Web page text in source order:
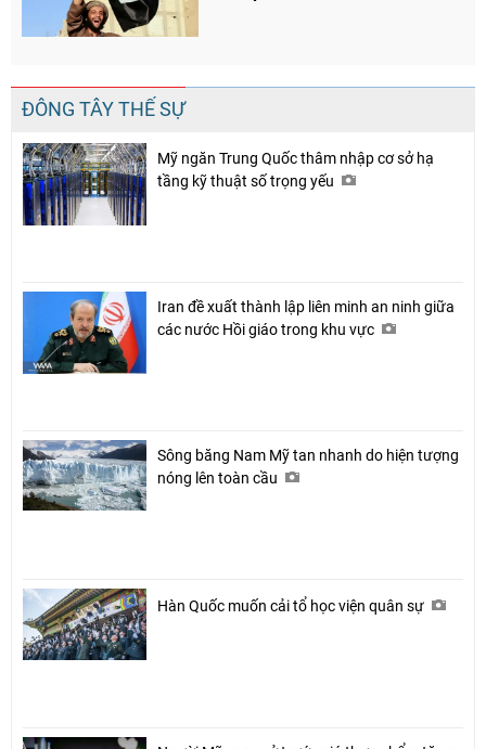
ĐÔNG TÂY THẾ SỰ
Mỹ ngăn Trung Quốc thâm nhập cơ sở hạ
tầng kỹ thuật số trọng yếu
Iran đề xuất thành lập liên minh an ninh giữa
các nước Hồi giáo trong khu vực
Sông băng Nam Mỹ tan nhanh do hiện tượng
nóng lên toàn cầu
Hàn Quốc muốn cải tổ học viện quân sự